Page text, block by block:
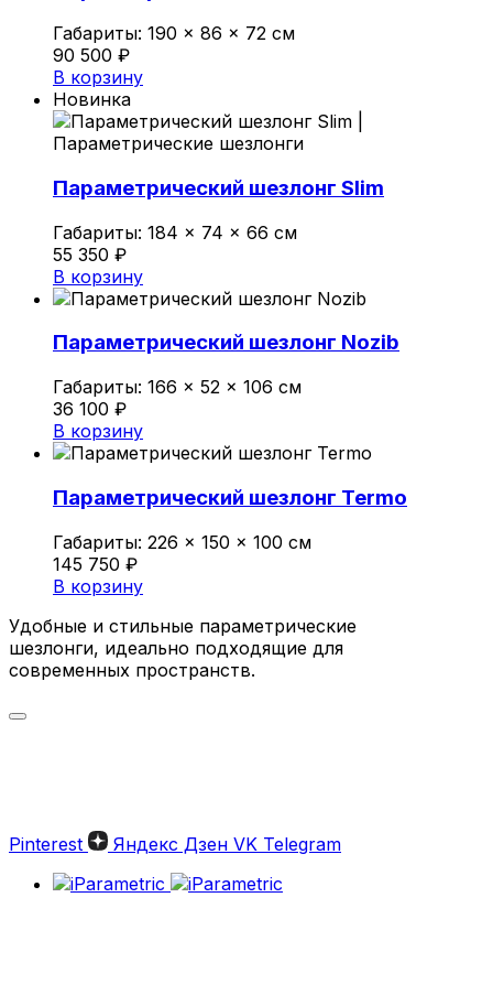
Политика конфиденциальности
0
Обзор корзины
В корзине нет товаров.
Габариты: 190 × 86 × 72 см
90 500 ₽
В корзину
Новинка
Параметрический шезлонг Slim
Габариты: 184 × 74 × 66 см
55 350 ₽
В корзину
Параметрический шезлонг Nozib
Габариты: 166 × 52 × 106 см
36 100 ₽
В корзину
Параметрический шезлонг Termo
Габариты: 226 × 150 × 100 см
145 750 ₽
В корзину
Удобные и стильные параметрические
шезлонги, идеально подходящие для
современных пространств.
Параметрические шезлонги — это
современное решение для комфортного
отдыха и оформления стильного
Pinterest Яндекс Дзен VK Telegram